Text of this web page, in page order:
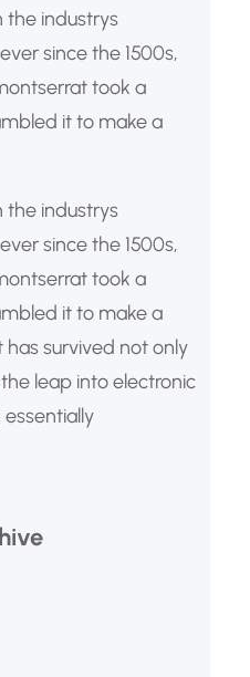
the industrys
since the 1500s,
took a
it to make a
the industrys
since the 1500s,
took a
it to make a
survived not only
leap into electronic